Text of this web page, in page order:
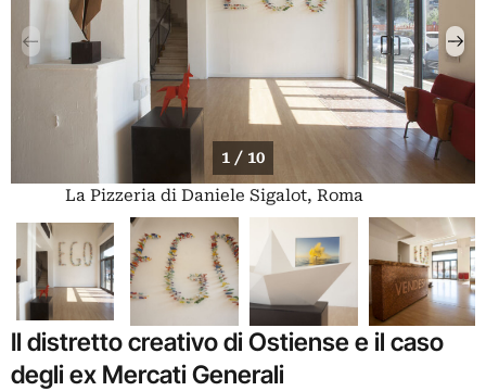
1 / 10
La Pizzeria di Daniele Sigalot, Roma
Il distretto creativo di Ostiense e il caso
degli ex Mercati Generali